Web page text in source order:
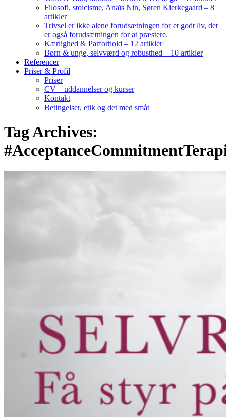
Filosofi, stoicisme, Anaïs Nin, Søren Kierkegaard – 8
artikler
Trivsel er ikke alene forudsætningen for et godt liv, det
er også forudsætningen for at præstere.
Kærlighed & Parforhold – 12 artikler
Børn & unge, selvværd og robusthed – 10 artikler
Referencer
Priser & Profil
Priser
CV – uddannelser og kurser
Kontakt
Betingelser, etik og det med småt
Tag Archives: